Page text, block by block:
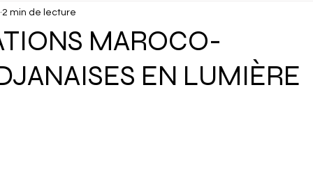
Confidentiel
Dossier Droits Humains Économie
MAROCO-
EN LUMIÈRE
2 min de lecture